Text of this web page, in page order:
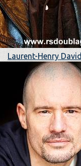
Laurent-Henry David